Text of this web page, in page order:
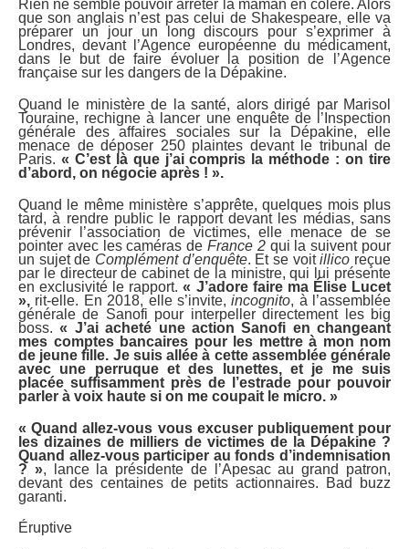
Rien ne semble pouvoir arrêter la maman en colère. Alors
que son anglais n’est pas celui de Shakespeare, elle va
préparer un jour un long discours pour s’exprimer à
Londres, devant l’Agence européenne du médicament,
dans le but de faire évoluer la position de l’Agence
française sur les dangers de la Dépakine.
Quand le ministère de la santé, alors dirigé par Marisol
Touraine, rechigne à lancer une enquête de l’Inspection
générale des affaires sociales sur la Dépakine, elle
menace de déposer 250 plaintes devant le tribunal de
Paris. « C’est là que j’ai compris la méthode : on tire
d’abord, on négocie après ! ».
Quand le même ministère s’apprête, quelques mois plus
tard, à rendre public le rapport devant les médias, sans
prévenir l’association de victimes, elle menace de se
pointer avec les caméras de France 2qui la suivent pour
un sujet de Complément d’enquête. Et se voitillico reçue
par le directeur de cabinet de la ministre, qui lui présente
en exclusivité le rapport.« J’adore faire ma Élise Lucet
», rit-elle. En 2018, elle s’invite,incognito, à l’assemblée
générale de Sanofi pour interpeller directement les big
boss.« J’ai acheté une action Sanofi en changeant
mes comptes bancaires pour les mettre à mon nom
de jeune fille. Je suis allée à cette assemblée générale
avec une perruque et des lunettes, et je me suis
placée suffisamment près de l’estrade pour pouvoir
parler à voix haute si on me coupait le micro. »
« Quand allez-vous vous excuser publiquement pour
les dizaines de milliers de victimes de la Dépakine ?
Quand allez-vous participer au fonds d’indemnisation
? », lance la présidente de l’Apesac au grand patron,
devant des centaines de petits actionnaires. Bad buzz
garanti.
Éruptive